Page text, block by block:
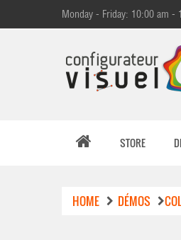
Monday - Friday: 10:00 am -
STORE
HOME DÉMOS